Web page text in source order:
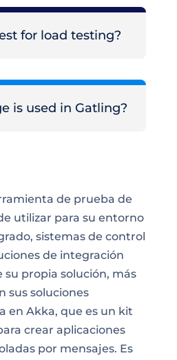
for load testing?
is used in Gatling?
de prueba de
utilizar para su entorno
sistemas de control
de integración
propia solución, más
sus soluciones
en Akka, que es un kit
crear aplicaciones
por mensajes. Es